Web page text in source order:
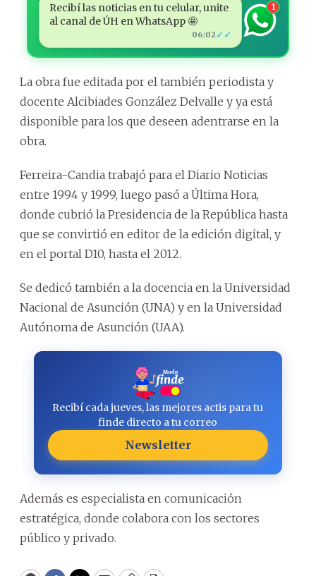
Recibí las noticias en tu celular, unite
al canal de ÚH en WhatsApp 🤩
06:02 ✓✓
1
La obra fue editada por el también periodista y
docente Alcibiades González Delvalle y ya está
disponible para los que deseen adentrarse en la
obra.
Ferreira-Candia trabajó para el Diario Noticias
entre 1994 y 1999, luego pasó a Última Hora,
donde cubrió la Presidencia de la República hasta
que se convirtió en editor de la edición digital, y
en el portal D10, hasta el 2012.
Se dedicó también a la docencia en la Universidad
Nacional de Asunción (UNA) y en la Universidad
Autónoma de Asunción (UAA).
Recibí cada jueves, las mejores actis para tu
finde directo a tu correo
Newsletter
Además es especialista en comunicación
estratégica, donde colabora con los sectores
público y privado.